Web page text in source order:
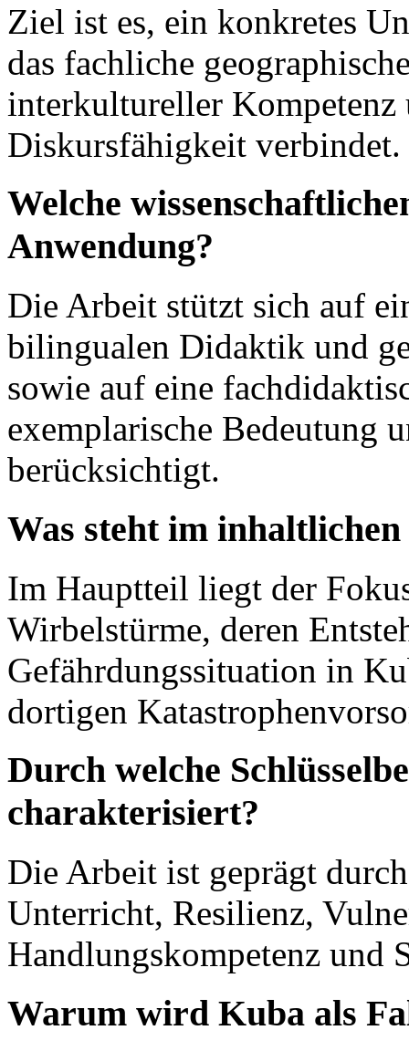
Ziel ist es, ein konkretes
das fachliche
interkultureller Kompetenz
Diskursfähigkeit verbindet.
Welche
Anwendung?
Die Arbeit stützt sich auf
bilingualen Didaktik und
sowie auf eine
exemplarische Bedeutung
berücksichtigt.
Was steht im
Im Hauptteil liegt der
Wirbelstürme, deren
Gefährdungssituation in
dortigen
Durch welche
charakterisiert?
Die Arbeit ist geprägt
Unterricht, Resilienz,
Handlungskompetenz und
Warum wird Kuba als